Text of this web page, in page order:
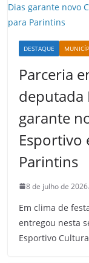
DESTAQUE
Parceria
deputada
garante
Esportivo
Parintins
8 de julho de 2026
Em clima de
entregou nesta
Esportivo